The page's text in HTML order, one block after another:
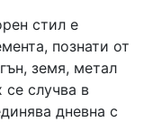
стил е
познати от
земя, метал
случва в
дневна с